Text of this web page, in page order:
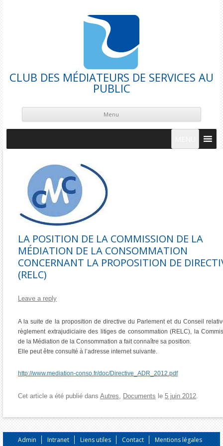
CLUB DES MÉDIATEURS DE SERVICES AU
PUBLIC
Menu
LA POSITION DE LA COMMISSION DE LA
MÉDIATION DE LA CONSOMMATION
CONCERNANT LA PROPOSITION DE
(RELC)
Leave a reply
A la suite de la proposition de directive du Parlement et du Conseil
règlement extrajudiciaire des litiges de consommation (RELC), la
de la Médiation de la Consommation a fait connaître sa position.
Elle peut être consulté à l’adresse internet suivante.
http://www.mediation-conso.fr/doc/Directive_ADR_2012.pdf
Cet article a été publié dans Autres, Documents le 5 juin 2012.
Admin Intranet Liens utiles Contact Mentions légales